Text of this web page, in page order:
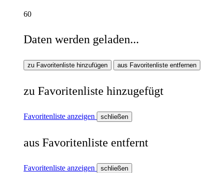
60
Daten werden geladen...
zu Favoritenliste hinzufügen aus Favoritenliste entfernen
zu Favoritenliste hinzugefügt
Favoritenliste anzeigen schließen
aus Favoritenliste entfernt
Favoritenliste anzeigen
schließen